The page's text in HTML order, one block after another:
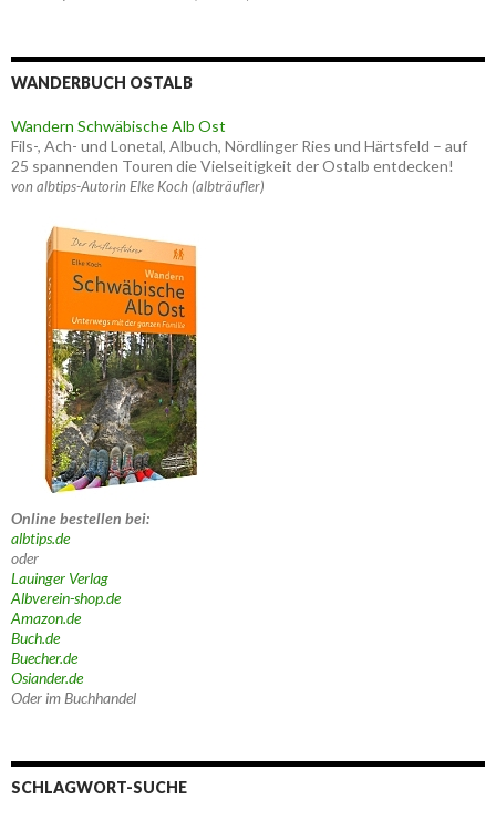
WANDERBUCH OSTALB
Wandern Schwäbische Alb Ost
Fils-, Ach- und Lonetal, Albuch, Nördlinger Ries und Härtsfeld – auf
25 spannenden Touren die Vielseitigkeit der Ostalb entdecken!
von albtips-Autorin Elke Koch (albträufler)
Online bestellen bei:
albtips.de
oder
Lauinger Verlag
Albverein-shop.de
Amazon.de
Buch.de
Buecher.de
Osiander.de
Oder im Buchhandel
SCHLAGWORT-SUCHE